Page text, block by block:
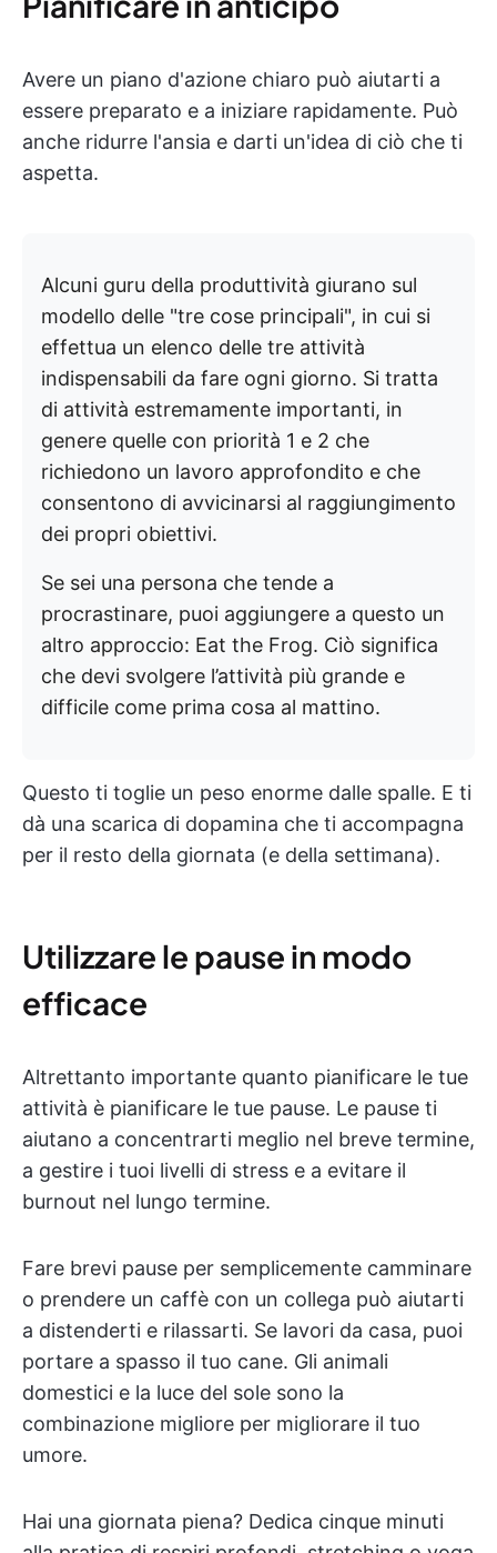
Avere un piano d'azione chiaro può aiutarti a
essere preparato e a iniziare rapidamente. Può
anche ridurre l'ansia e darti un'idea di ciò che ti
aspetta.
Alcuni guru della produttività giurano sul
modello delle "tre cose principali", in cui si
effettua un elenco delle tre attività
indispensabili da fare ogni giorno. Si tratta
di attività estremamente importanti, in
genere quelle con priorità 1 e 2 che
richiedono un lavoro approfondito e che
consentono di avvicinarsi al raggiungimento
dei propri obiettivi.
Se sei una persona che tende a
procrastinare, puoi aggiungere a questo un
altro approccio: Eat the Frog. Ciò significa
che devi svolgere l’attività più grande e
difficile come prima cosa al mattino.
Questo ti toglie un peso enorme dalle spalle. E ti
dà una scarica di dopamina che ti accompagna
per il resto della giornata (e della settimana).
Utilizzare le pause in modo
efficace
Altrettanto importante quanto pianificare le tue
attività è pianificare le tue pause. Le pause ti
aiutano a concentrarti meglio nel breve termine,
a gestire i tuoi livelli di stress e a evitare il
burnout nel lungo termine.
Fare brevi pause per semplicemente camminare
o prendere un caffè con un collega può aiutarti
a distenderti e rilassarti. Se lavori da casa, puoi
portare a spasso il tuo cane. Gli animali
domestici e la luce del sole sono la
combinazione migliore per migliorare il tuo
umore.
Hai una giornata piena? Dedica cinque minuti